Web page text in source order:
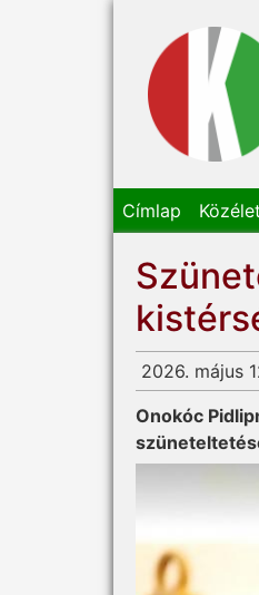
Címlap
2026. május
Onokóc